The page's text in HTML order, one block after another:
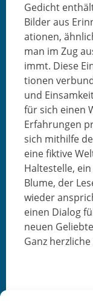
Gedicht
Bilder aus
a­tio­nen,
man im Zug
immt. Diese
tio­nen
und
für sich einen
Erfahrun­gen
sich mith­il­fe
eine fik­tive
Hal­testelle,
Blume, der
wieder
einen Dia­log
neuen
Ganz